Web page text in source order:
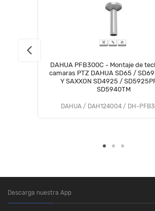
DAHUA PFB300C - Montaje de
camaras PTZ DAHUA SD65 /
Y SAXXON SD4925 /
SD5940TM
DAHUA / DAH124004 / DH-
Descarga nuestra App